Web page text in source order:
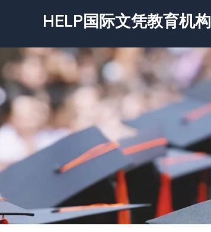
容
HELP国际文凭教育机构